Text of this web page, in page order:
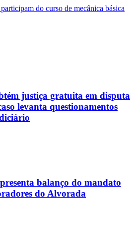
do curso de mecânica básica
justiça gratuita em disputa
levanta questionamentos
balanço do mandato
do Alvorada